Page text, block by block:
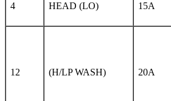
4 HEAD (LO) 15A
12 (H/LP WASH) 20A